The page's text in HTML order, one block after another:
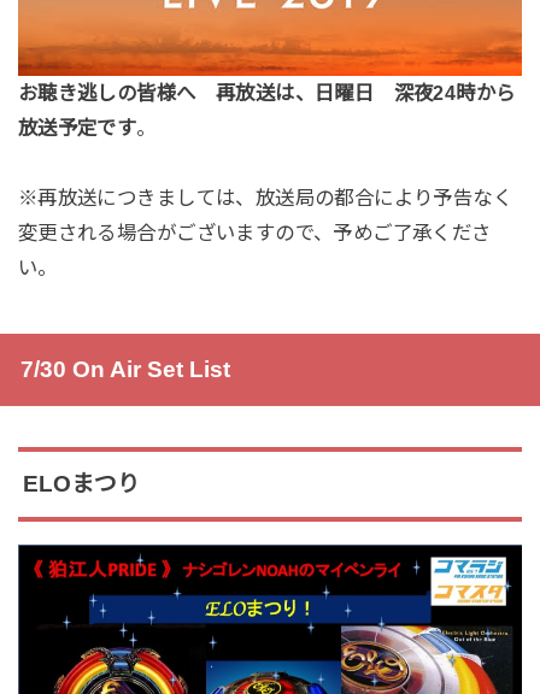
お聴き逃しの皆様へ 再放送は、日曜日 深夜24時から
放送予定です。
※再放送につきましては、放送局の都合により予告なく
変更される場合がございますので、予めご了承くださ
い。
7/30 On Air Set List
ELOまつり